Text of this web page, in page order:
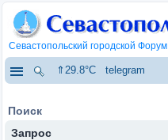
Севастопольский городской Форум
⇑29.8°C telegram
Поиск
Запрос